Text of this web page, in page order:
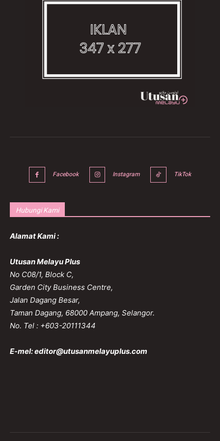
Facebook Instagram TikTok
Hubungi Kami
Alamat Kami :
Utusan Melayu Plus
No C08/1, Block C,
Garden City Business Centre,
Jalan Dagang Besar,
Taman Dagang, 68000 Ampang, Selangor.
No. Tel : +603-20111344
E-mel:editor@utusanmelayuplus.com